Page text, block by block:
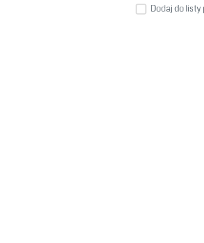
Dodaj do